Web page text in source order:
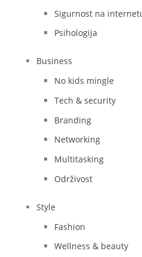
Sigurnost na
Psihologija
Business
No kids mingle
Tech & security
Branding
Networking
Multitasking
Održivost
Style
Fashion
Wellness & beauty